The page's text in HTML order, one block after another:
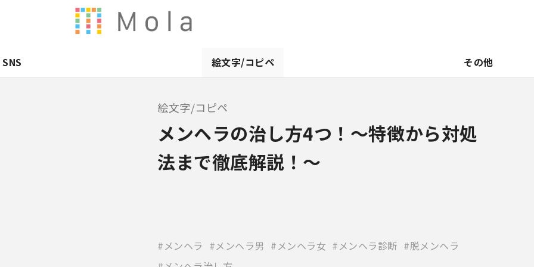
SNS 絵文字/コピペ その他
絵文字/コピペ
メンヘラの治し方4つ！〜特徴から対処
法まで徹底解説！～
メンヘラ メンヘラ男 メンヘラ女 メンヘラ診断
脱メンヘラ